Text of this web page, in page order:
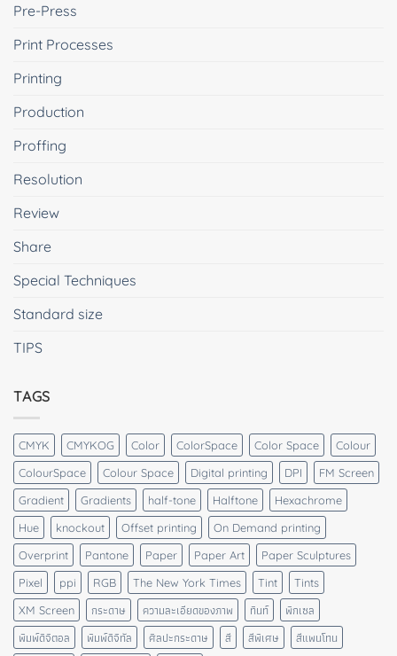
Pre-Press
Print Processes
Printing
Production
Proffing
Resolution
Review
Share
Special Techniques
Standard size
TIPS
TAGS
CMYK CMYKOG Color ColorSpace Color Space
Colour
ColourSpace
Colour Space Digital printing DPI
FM Screen
Gradient
Gradients half-tone Halftone
Hexachrome
Hue
knockout Offset printing
On Demand printing
Overprint
Pantone Paper Paper Art
Paper Sculptures
Pixel
ppi RGB The New York Times Tint
Tints
XM Screen
กระดาษ ความละเอียดของภาพ ทินท์
พิกเซล
พิมพ์ดิจิตอล
พิมพ์ดิจิทัล ศิลปะกระดาษ สี สีพิเศษ สีแพนโทน